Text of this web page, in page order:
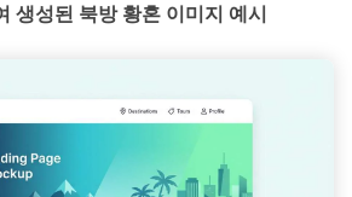
생성된 북방 황혼 이미지 예시